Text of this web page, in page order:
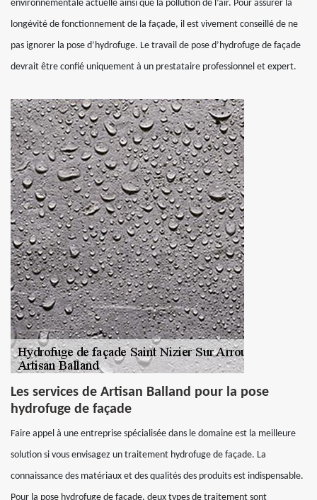
environnementale actuelle ainsi que la pollution de l’air. Pour assurer la
longévité de fonctionnement de la façade, il est vivement conseillé de ne
pas ignorer la pose d’hydrofuge. Le travail de pose d’hydrofuge de façade
devrait être confié uniquement à un prestataire professionnel et expert.
Les services de Artisan Balland pour la pose
hydrofuge de façade
Faire appel à une entreprise spécialisée dans le domaine est la meilleure
solution si vous envisagez un traitement hydrofuge de façade. La
connaissance des matériaux et des qualités des produits est indispensable.
Pour la pose hydrofuge de façade, deux types de traitement sont